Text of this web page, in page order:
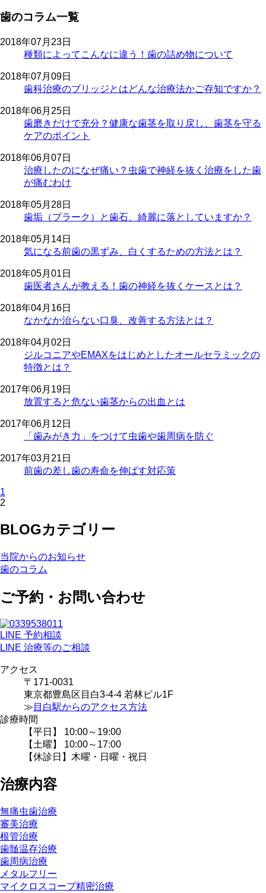
歯のコラム一覧
2018年07月23日
種類によってこんなに違う！歯の詰め物について
2018年07月09日
歯科治療のブリッジとはどんな治療法かご存知ですか？
2018年06月25日
歯磨きだけで充分？健康な歯茎を取り戻し、歯茎を守る
ケアのポイント
2018年06月07日
治療したのになぜ痛い？虫歯で神経を抜く治療をした歯
が痛むわけ
2018年05月28日
歯垢（プラーク）と歯石、綺麗に落としていますか？
2018年05月14日
気になる前歯の黒ずみ、白くするための方法とは？
2018年05月01日
歯医者さんが教える！歯の神経を抜くケースとは？
2018年04月16日
なかなか治らない口臭、改善する方法とは？
2018年04月02日
ジルコニアやEMAXをはじめとしたオールセラミックの
特徴とは？
2017年06月19日
放置すると危ない歯茎からの出血とは
2017年06月12日
「歯みがき力」をつけて虫歯や歯周病を防ぐ
2017年03月21日
前歯の差し歯の寿命を伸ばす対応策
1
2
BLOGカテゴリー
当院からのお知らせ
歯のコラム
ご予約・お問い合わせ
LINE 予約相談
LINE 治療等のご相談
アクセス
〒171-0031
東京都豊島区目白3-4-4 若林ビル1F
≫ 目白駅からのアクセス方法
診療時間
【平日】 10:00～19:00
【土曜】 10:00～17:00
【休診日】木曜・日曜・祝日
治療内容
無痛虫歯治療
審美治療
根管治療
歯髄温存治療
歯周病治療
メタルフリー
マイクロスコープ精密治療